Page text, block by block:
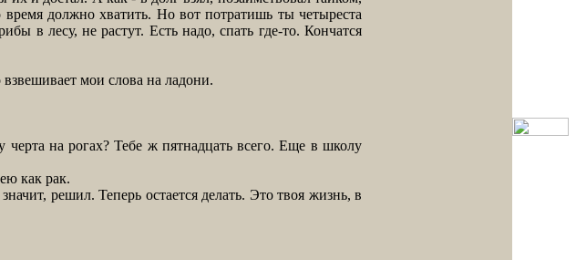
должно хватить. Но вот потратишь ты четыреста
в лесу, не растут. Есть надо, спать где-то. Кончатся
мои слова на ладони.
на рогах? Тебе ж пятнадцать всего. Еще в школу
как рак.
решил. Теперь остается делать. Это твоя жизнь, в